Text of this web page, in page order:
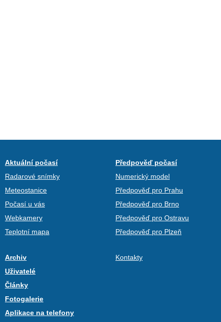
Aktuální počasí
Radarové snímky
Meteostanice
Počasí u vás
Webkamery
Teplotní mapa
Předpověď počasí
Numerický model
Předpověď pro Prahu
Předpověď pro Brno
Předpověď pro Ostravu
Předpověď pro Plzeň
Archiv
Uživatelé
Články
Fotogalerie
Aplikace na telefony
Kontakty